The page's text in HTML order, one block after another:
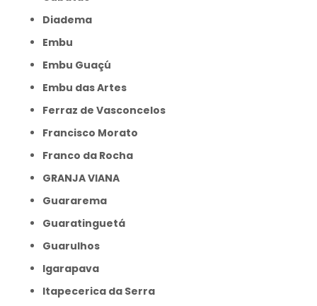
Diadema
Embu
Embu Guaçú
Embu das Artes
Ferraz de Vasconcelos
Francisco Morato
Franco da Rocha
GRANJA VIANA
Guararema
Guaratinguetá
Guarulhos
Igarapava
Itapecerica da Serra